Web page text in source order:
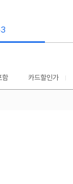
함 카드할인가